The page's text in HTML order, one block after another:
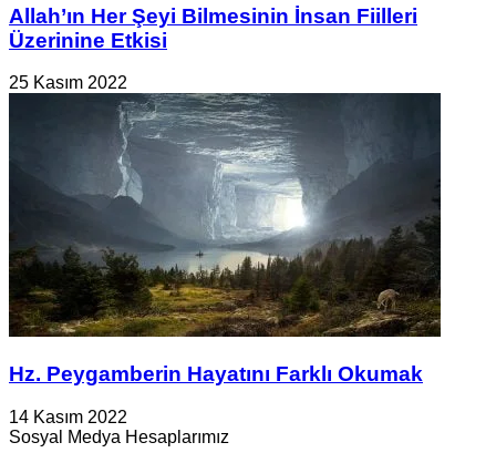
Allah’ın Her Şeyi Bilmesinin İnsan Fiilleri
Üzerinine Etkisi
25 Kasım 2022
Hz. Peygamberin Hayatını Farklı Okumak
14 Kasım 2022
Sosyal Medya Hesaplarımız